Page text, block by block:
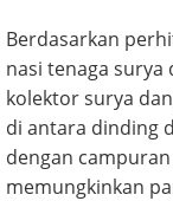
Berdasarkan
nasi tenaga
kolektor surya
di antara dinding
dengan
memungkinkan